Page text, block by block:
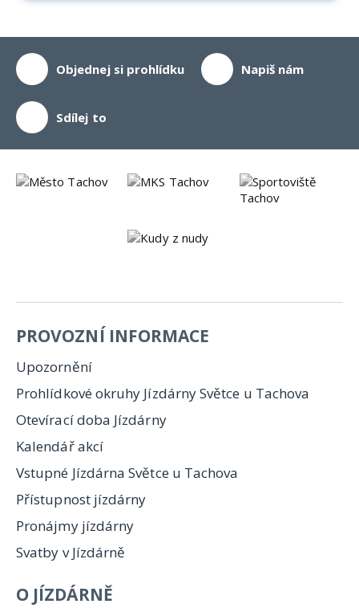
Objednej si prohlídku Napiš nám
Sdílej to
PROVOZNÍ INFORMACE
Upozornění
Prohlídkové okruhy Jízdárny Světce u Tachova
Otevírací doba Jízdárny
Kalendář akcí
Vstupné Jízdárna Světce u Tachova
Přístupnost jízdárny
Pronájmy jízdárny
Svatby v Jízdárně
O JÍZDÁRNĚ